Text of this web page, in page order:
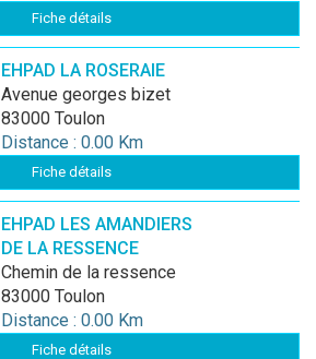
Fiche détails
EHPAD LA ROSERAIE
avenue georges bizet
83000 Toulon
Distance : 0.00 Km
Fiche détails
EHPAD LES AMANDIERS
DE LA RESSENCE
chemin de la ressence
83000 Toulon
Distance : 0.00 Km
Fiche détails